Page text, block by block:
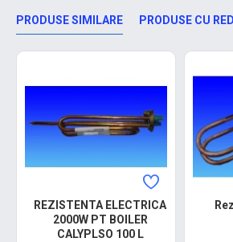
PRODUSE SIMILARE PRODUSE CU
REZISTENTA ELECTRICA
2000W PT BOILER
CALYPLSO 100 L